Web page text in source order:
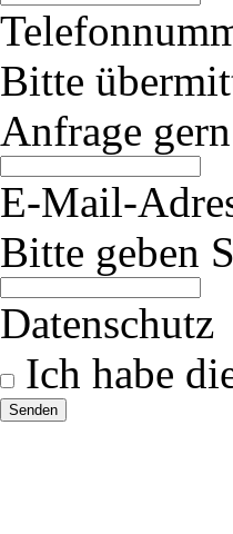
Bitte
Anfrage
E-Mail-
Bitte geben
Datenschutz
Ich habe
Senden